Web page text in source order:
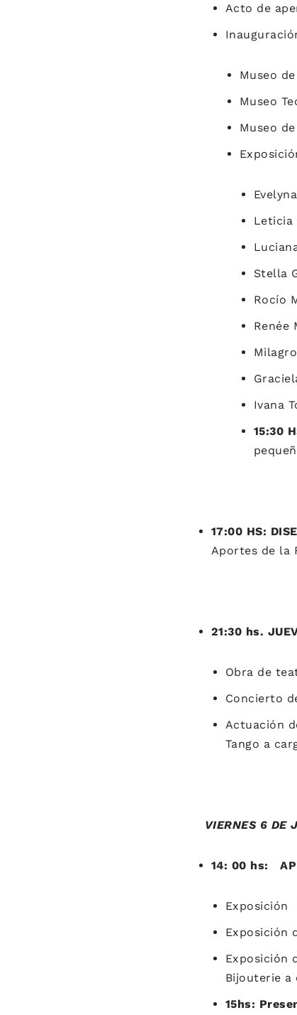
Acto de
Museo
Museo
Museo
Leticia
Stella
Rocío
Renée
Ivana
17:00 HS:
Aportes de la
21:30 hs.
Obra de
Concierto
Actuación
Tango a
VIERNES 6 DE
14: 00 hs:
Exposición
Exposición
Exposición
Bijouterie a
15hs: